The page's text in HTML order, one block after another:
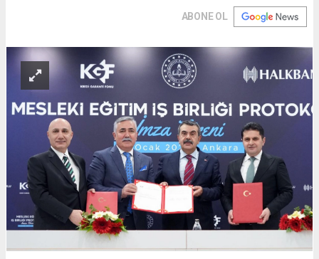
ABONE OL